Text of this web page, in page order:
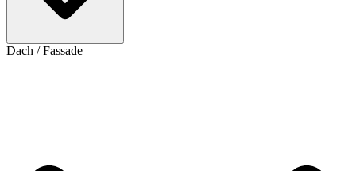
Dach / Fassade